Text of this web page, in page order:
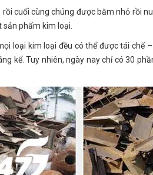
cuối cùng chúng được băm nhỏ rồi
phẩm kim loại.
loại kim loại đều có thể được tái chế
kể. Tuy nhiên, ngày nay chỉ có 30